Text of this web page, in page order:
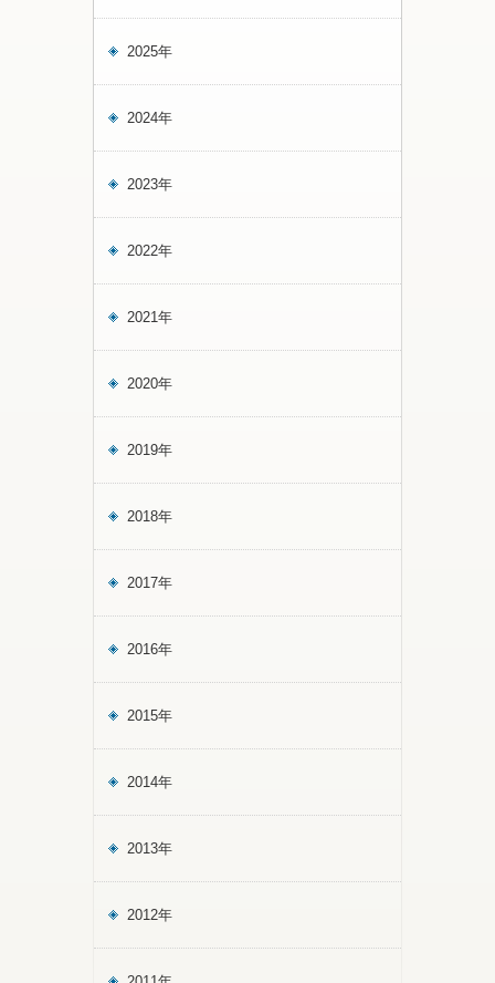
2025年
2024年
2023年
2022年
2021年
2020年
2019年
2018年
2017年
2016年
2015年
2014年
2013年
2012年